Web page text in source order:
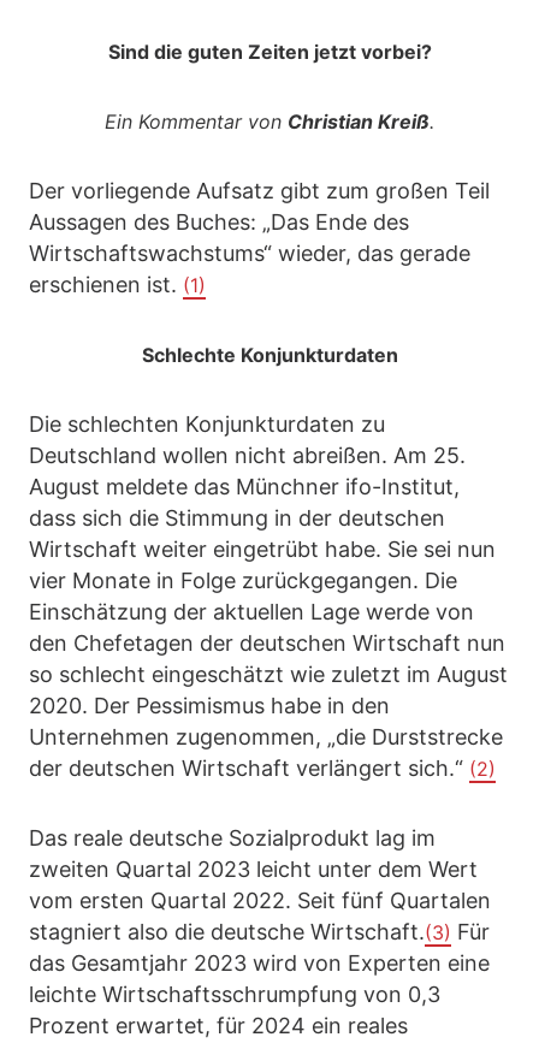
Sind die guten Zeiten jetzt vorbei?
Ein Kommentar von Christian Kreiß.
Der vorliegende Aufsatz gibt zum großen Teil
Aussagen des Buches: „Das Ende des
Wirtschaftswachstums“ wieder, das gerade
erschienen ist. (1)
Schlechte Konjunkturdaten
Die schlechten Konjunkturdaten zu
Deutschland wollen nicht abreißen. Am 25.
August meldete das Münchner ifo-Institut,
dass sich die Stimmung in der deutschen
Wirtschaft weiter eingetrübt habe. Sie sei nun
vier Monate in Folge zurückgegangen. Die
Einschätzung der aktuellen Lage werde von
den Chefetagen der deutschen Wirtschaft nun
so schlecht eingeschätzt wie zuletzt im August
2020. Der Pessimismus habe in den
Unternehmen zugenommen, „die Durststrecke
der deutschen Wirtschaft verlängert sich.“ (2)
Das reale deutsche Sozialprodukt lag im
zweiten Quartal 2023 leicht unter dem Wert
vom ersten Quartal 2022. Seit fünf Quartalen
stagniert also die deutsche Wirtschaft.(3) Für
das Gesamtjahr 2023 wird von Experten eine
leichte Wirtschaftsschrumpfung von 0,3
Prozent erwartet, für 2024 ein reales